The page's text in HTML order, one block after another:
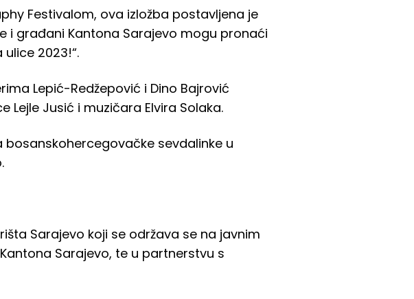
Festivalom, ova izložba postavljena je
i građani Kantona Sarajevo mogu pronaći
2023!“.
Lepić-Redžepović i Dino Bajrović
Lejle Jusić i muzičara Elvira Solaka.
sevdalinke u
Sarajevo koji se održava se na javnim
Sarajevo, te u partnerstvu s